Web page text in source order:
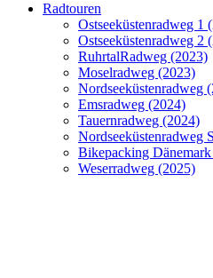
Radtouren
Ostseeküstenradweg 1
Ostseeküstenradweg 2
RuhrtalRadweg (2023)
Moselradweg (2023)
Nordseeküstenradweg
Emsradweg (2024)
Tauernradweg (2024)
Nordseeküstenradweg
Bikepacking
Weserradweg (2025)